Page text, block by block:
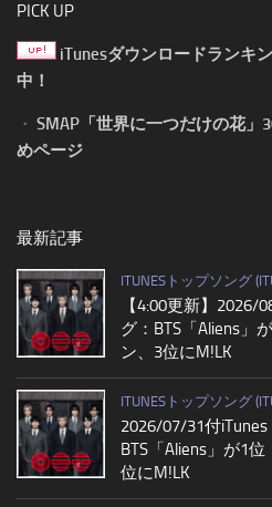
PICK UP
iTunesダウンロードランキ
中！
・ SMAP「世界に一つだけの花」
めページ
最新記事
ITUNESトップソング
【4:00更新】2026/
グ：BTS「Aliens」
ン、3位にM!LK
ITUNESトップソング
2026/07/31付iTunes
BTS「Aliens」が1
位にM!LK